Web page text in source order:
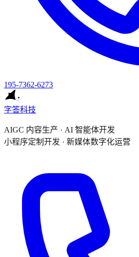
195-7362-6273
字答科技
AIGC 内容生产 · AI 智能体开发
小程序定制开发 · 新媒体数字化运营